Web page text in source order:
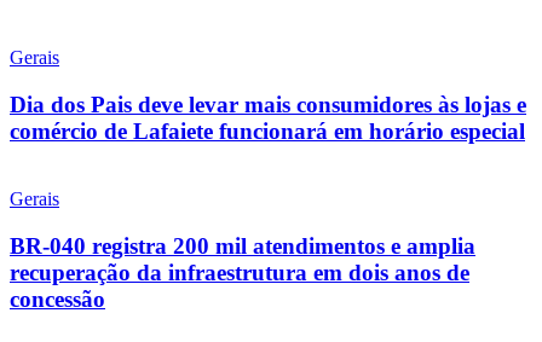
Gerais
Dia dos Pais deve levar mais consumidores às lojas e
comércio de Lafaiete funcionará em horário especial
Gerais
BR-040 registra 200 mil atendimentos e amplia
recuperação da infraestrutura em dois anos de
concessão